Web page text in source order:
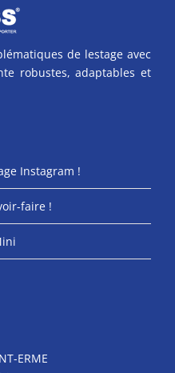
de lestage avec
robustes, adaptables et
Instagram !
faire !
ERME